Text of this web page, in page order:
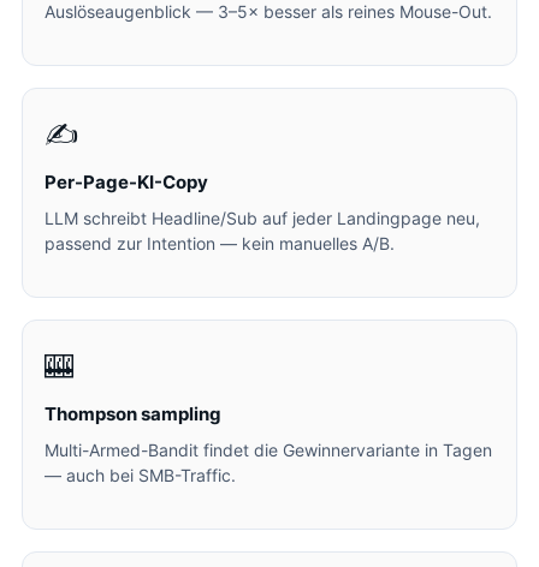
Auslöseaugenblick — 3–5× besser als reines Mouse-Out.
✍️
Per-Page-KI-Copy
LLM schreibt Headline/Sub auf jeder Landingpage neu,
passend zur Intention — kein manuelles A/B.
🎰
Thompson sampling
Multi-Armed-Bandit findet die Gewinnervariante in Tagen
— auch bei SMB-Traffic.